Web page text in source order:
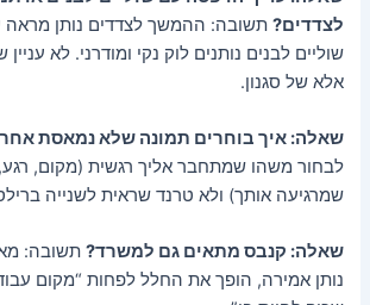
לצדדים? תשובה: ההמשך לצדדים נותן מראה
שוליים לבנים נותנים לוק נקי ומודרני. לא עניין
אלא של סגנון.
שאלה: איך בוחרים תמונה שלא נמאסת
לבחור משהו שמתחבר אליך רגשית (מקום, רגע,
שמרגיעה אותך) ולא טרנד שראית לשנייה
שאלה: קנבס מתאים גם למשרד? תשובה:
נותן אמירה, הופך את החלל לפחות “מקום